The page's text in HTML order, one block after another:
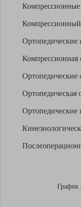
Компрессионные
Ортопедические
Компрессионная
Ортопедические
Ортопедическая
Ортопедические
График